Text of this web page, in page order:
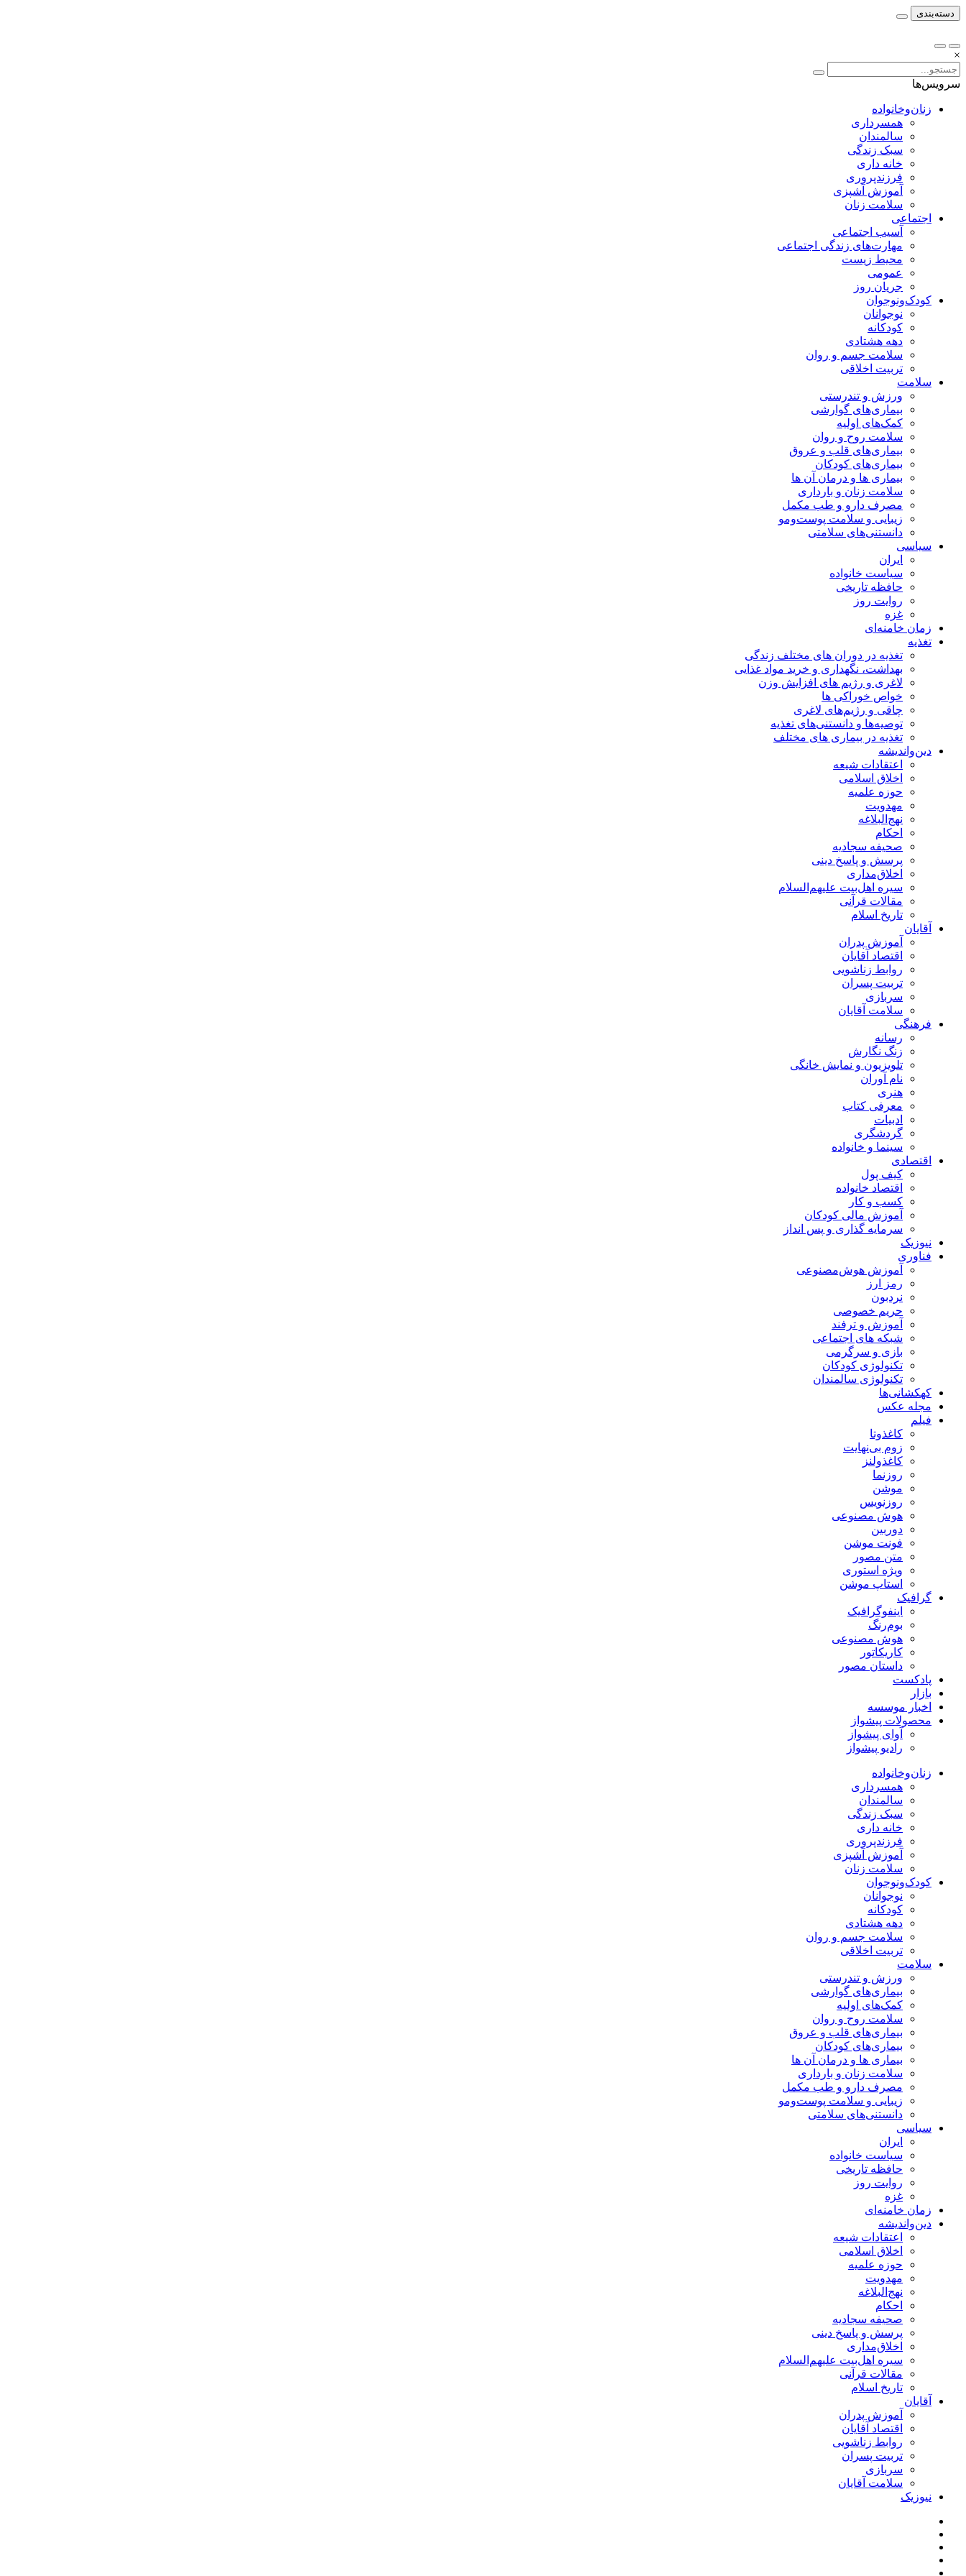
دسته‌بندی
×
سرویس‌ها
زنان‌وخانواده
همسرداری
سالمندان
سبک زندگی
خانه داری
فرزندپروری
آموزش آشپزی
سلامت زنان
اجتماعی
آسیب اجتماعی
مهارت‌های زندگی اجتماعی
محیط زیست
عمومی
جریان روز
کودک‌ونوجوان
نوجوانان
کودکانه
دهه هشتادی
سلامت جسم و روان
تربیت اخلاقی
سلامت
ورزش و تندرستی
بیماری‌های گوارشی
کمک‌های اولیه
سلامت روح و روان
بیماری‌های قلب و عروق
بیماری‌های کودکان
بیماری ها و درمان آن ها
سلامت زنان و بارداری
مصرف دارو و طب مکمل
زیبایی و سلامت پوست‌ومو
دانستنی‌های سلامتی
سیاسی
ایران
سیاست خانواده
حافظه تاریخی
روایت روز
غزه
زمان خامنه‌ای
تغذیه
تغذیه در دوران های مختلف زندگی
بهداشت، نگهداری و خرید مواد غذایی
لاغری و رژیم های افزایش وزن
خواص خوراكی ها
چاقی و رژیم‌های لاغری
توصیه‌ها و دانستنی‌های تغذیه
تغذیه در بیماری های مختلف
دین‌واندیشه
اعتقادات شیعه
اخلاق اسلامی
حوزه علمیه
مهدویت
نهج‌البلاغه
احکام
صحیفه سجادیه
پرسش و پاسخ دینی
اخلاق‌مداری
سیره اهل‌بیت علیهم‌السلام
مقالات قرآنی
تاریخ اسلام
آقایان
آموزش پدران
اقتصاد آقایان
روابط زناشویی
تربیت پسران
سربازی
سلامت آقایان
فرهنگی
رسانه
زنگ نگارش
تلویزیون و نمایش خانگی
نام آوران
هنری
معرفی کتاب
ادبیات
گردشگری
سینما و خانواده
اقتصادی
کیف پول
اقتصاد خانواده
کسب و کار
آموزش مالی کودکان
سرمایه گذاری و پس انداز
نیوزیک
فناوری
آموزش هوش‌مصنوعی
رمز ارز
نردبون
حریم خصوصی
آموزش و ترفند
شبکه های اجتماعی
بازی و سرگرمی
تکنولوژی کودکان
تکنولوژی سالمندان
کهکشانی‌ها
مجله عکس
فیلم
کاغذوتا
زوم بی‌نهایت
کاغذولنز
روزنما
موشن
روزنویس
هوش مصنوعی
دوربین
فونت موشن
متن مصور
ویژه استوری
استاپ موشن
گرافیک
اینفوگرافیک
بوم‌رنگ
هوش مصنوعی
کاریکاتور
داستان مصور
پادکست
بازار
اخبار موسسه
محصولات پیشواز
آوای پیشواز
رادیو پیشواز
زنان‌وخانواده
همسرداری
سالمندان
سبک زندگی
خانه داری
فرزندپروری
آموزش آشپزی
سلامت زنان
کودک‌ونوجوان
نوجوانان
کودکانه
دهه هشتادی
سلامت جسم و روان
تربیت اخلاقی
سلامت
ورزش و تندرستی
بیماری‌های گوارشی
کمک‌های اولیه
سلامت روح و روان
بیماری‌های قلب و عروق
بیماری‌های کودکان
بیماری ها و درمان آن ها
سلامت زنان و بارداری
مصرف دارو و طب مکمل
زیبایی و سلامت پوست‌ومو
دانستنی‌های سلامتی
سیاسی
ایران
سیاست خانواده
حافظه تاریخی
روایت روز
غزه
زمان خامنه‌ای
دین‌واندیشه
اعتقادات شیعه
اخلاق اسلامی
حوزه علمیه
مهدویت
نهج‌البلاغه
احکام
صحیفه سجادیه
پرسش و پاسخ دینی
اخلاق‌مداری
سیره اهل‌بیت علیهم‌السلام
مقالات قرآنی
تاریخ اسلام
آقایان
آموزش پدران
اقتصاد آقایان
روابط زناشویی
تربیت پسران
سربازی
سلامت آقایان
نیوزیک